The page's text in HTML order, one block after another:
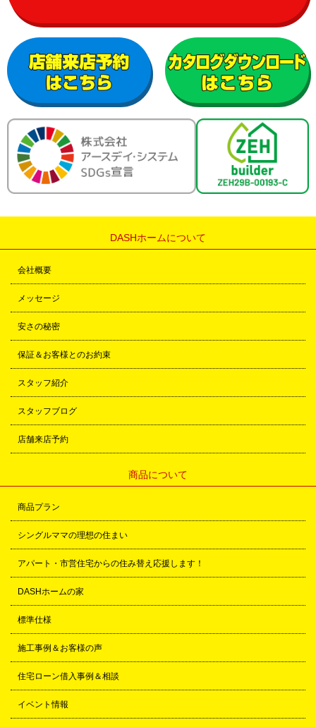
DASHホームについて
会社概要
メッセージ
安さの秘密
保証＆お客様とのお約束
スタッフ紹介
スタッフブログ
店舗来店予約
商品について
商品プラン
シングルママの理想の住まい
アパート・市営住宅からの住み替え応援します！
DASHホームの家
標準仕様
施工事例＆お客様の声
住宅ローン借入事例＆相談
イベント情報